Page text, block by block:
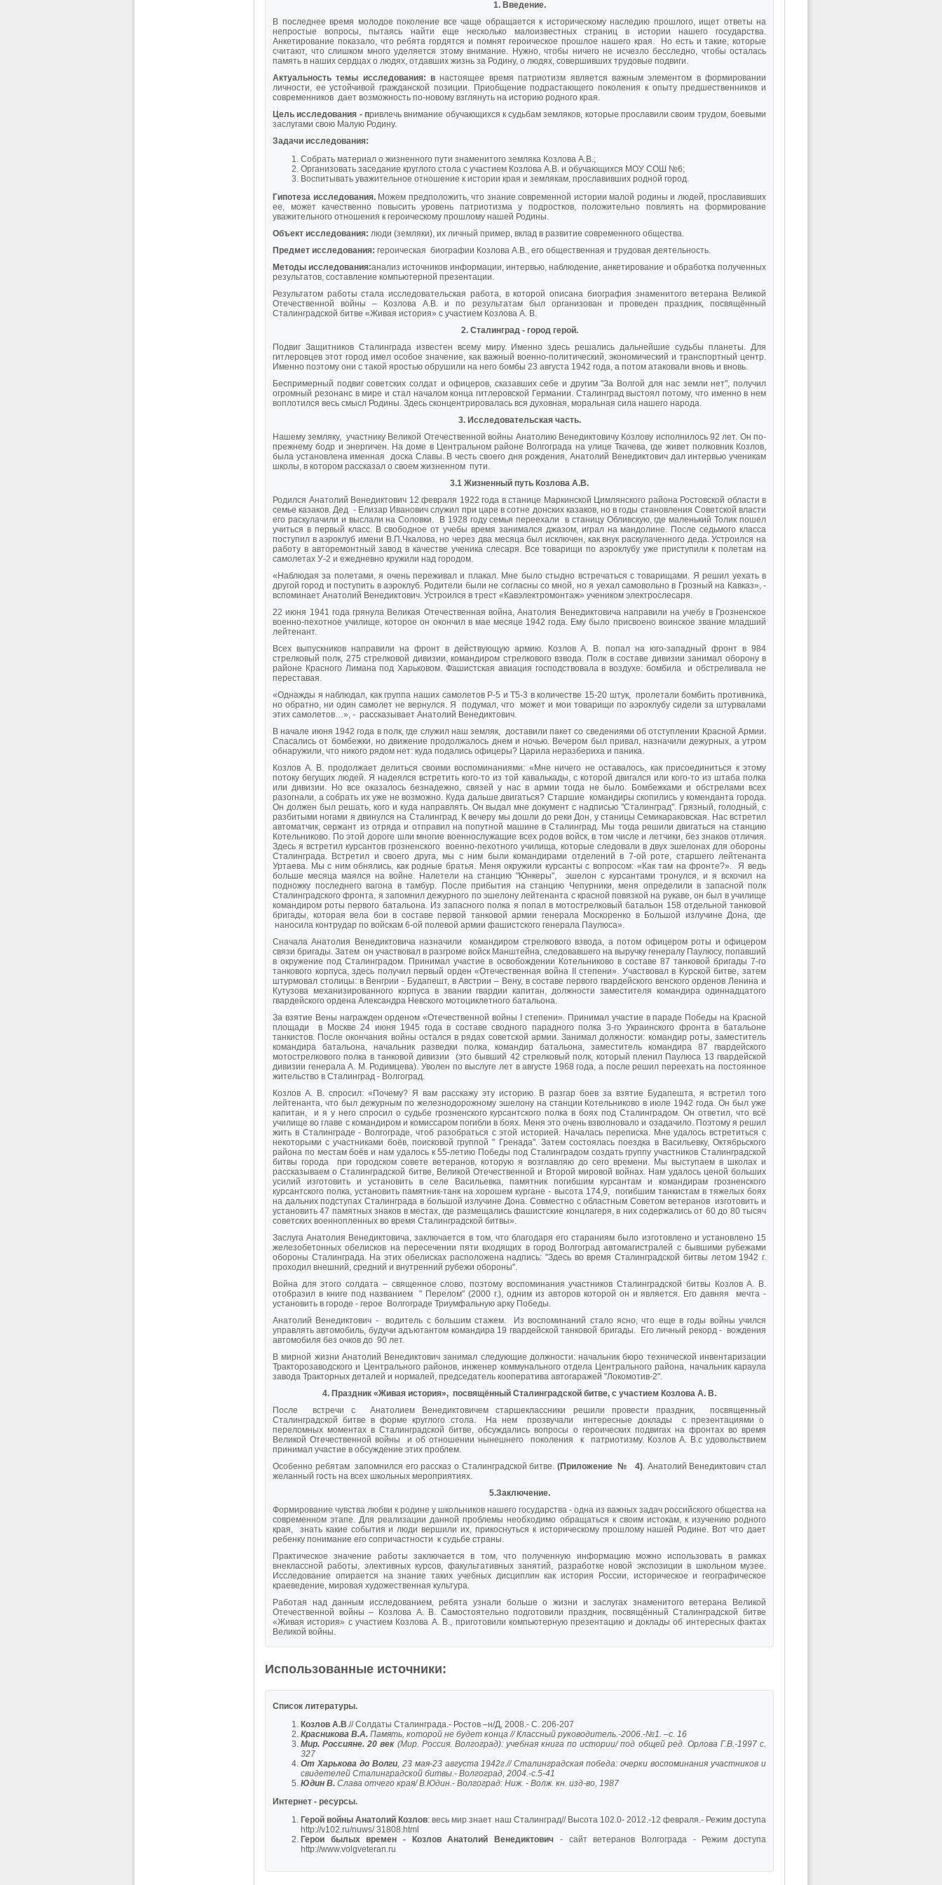
1. Введение.
В последнее время молодое поколение все чаще обращается к историческому наследию прошлого, ищет ответы на
непростые вопросы, пытаясь найти еще несколько малоизвестных страниц в истории нашего государства.
Анкетирование показало, что ребята гордятся и помнят героическое прошлое нашего края. Но есть и такие, которые
считают, что слишком много уделяется этому внимание. Нужно, чтобы ничего не исчезло бесследно, чтобы осталась
память в наших сердцах о людях, отдавших жизнь за Родину, о людях, совершивших трудовые подвиги.
Актуальность темы исследования: в настоящее время патриотизм является важным элементом в формировании
личности, ее устойчивой гражданской позиции. Приобщение подрастающего поколения к опыту предшественников и
современников дает возможность по-новому взглянуть на историю родного края.
Цель исследования - привлечь внимание обучающихся к судьбам земляков, которые прославили своим трудом, боевыми
заслугами свою Малую Родину.
Задачи исследования:
Собрать материал о жизненного пути знаменитого земляка Козлова А.В.;
Организовать заседание круглого стола с участием Козлова А.В. и обучающихся МОУ СОШ №6;
Воспитывать уважительное отношение к истории края и землякам, прославивших родной город.
Гипотеза исследования. Можем предположить, что знание современной истории малой родины и людей, прославивших
ее, может качественно повысить уровень патриотизма у подростков, положительно повлиять на формирование
уважительного отношения к героическому прошлому нашей Родины.
Объект исследования: люди (земляки), их личный пример, вклад в развитие современного общества.
Предмет исследования: героическая биографии Козлова А.В., его общественная и трудовая деятельность.
Методы исследования:анализ источников информации, интервью, наблюдение, анкетирование и обработка полученных
результатов, составление компьютерной презентации.
Результатом работы стала исследовательская работа, в которой описана биография знаменитого ветерана Великой
Отечественной войны – Козлова А.В. и по результатам был организован и проведен праздник, посвящённый
Сталинградской битве «Живая история» с участием Козлова А. В.
2. Сталинград - город герой.
Подвиг Защитников Сталинграда известен всему миру. Именно здесь решались дальнейшие судьбы планеты. Для
гитлеровцев этот город имел особое значение, как важный военно-политический, экономический и транспортный центр.
Именно поэтому они с такой яростью обрушили на него бомбы 23 августа 1942 года, а потом атаковали вновь и вновь.
Беспримерный подвиг советских солдат и офицеров, сказавших себе и другим "За Волгой для нас земли нет", получил
огромный резонанс в мире и стал началом конца гитлеровской Германии. Сталинград выстоял потому, что именно в нем
воплотился весь смысл Родины. Здесь сконцентрировалась вся духовная, моральная сила нашего народа.
3. Исследовательская часть.
Нашему земляку, участнику Великой Отечественной войны Анатолию Венедиктовичу Козлову исполнилось 92 лет. Он по-
прежнему бодр и энергичен. На доме в Центральном районе Волгограда на улице Ткачева, где живет полковник Козлов,
была установлена именная доска Славы. В честь своего дня рождения, Анатолий Венедиктович дал интервью ученикам
школы, в котором рассказал о своем жизненном пути.
3.1 Жизненный путь Козлова А.В.
Родился Анатолий Венедиктович 12 февраля 1922 года в станице Маркинской Цимлянского района Ростовской области в
семье казаков. Дед - Елизар Иванович служил при царе в сотне донских казаков, но в годы становления Советской власти
его раскулачили и выслали на Соловки. В 1928 году семья переехали в станицу Обливскую, где маленький Толик пошел
учиться в первый класс. В свободное от учебы время занимался джазом, играл на мандолине. После седьмого класса
поступил в аэроклуб имени В.П.Чкалова, но через два месяца был исключен, как внук раскулаченного деда. Устроился на
работу в авторемонтный завод в качестве ученика слесаря. Все товарищи по аэроклубу уже приступили к полетам на
самолетах У-2 и ежедневно кружили над городом.
«Наблюдая за полетами, я очень переживал и плакал. Мне было стыдно встречаться с товарищами. Я решил уехать в
другой город и поступить в аэроклуб. Родители были не согласны со мной, но я уехал самовольно в Грозный на Кавказ», -
вспоминает Анатолий Венедиктович. Устроился в трест «Кавэлектромонтаж» учеником электрослесаря.
22 июня 1941 года грянула Великая Отечественная война, Анатолия Венедиктовича направили на учебу в Грозненское
военно-пехотное училище, которое он окончил в мае месяце 1942 года. Ему было присвоено воинское звание младший
лейтенант.
Всех выпускников направили на фронт в действующую армию. Козлов А. В. попал на юго-западный фронт в 984
стрелковый полк, 275 стрелковой дивизии, командиром стрелкового взвода. Полк в составе дивизии занимал оборону в
районе Красного Лимана под Харьковом. Фашистская авиация господствовала в воздухе: бомбила и обстреливала не
переставая.
«Однажды я наблюдал, как группа наших самолетов Р-5 и Т5-3 в количестве 15-20 штук, пролетали бомбить противника,
но обратно, ни один самолет не вернулся. Я подумал, что может и мои товарищи по аэроклубу сидели за штурвалами
этих самолетов…», - рассказывает Анатолий Венедиктович.
В начале июня 1942 года в полк, где служил наш земляк, доставили пакет со сведениями об отступлении Красной Армии.
Спасались от бомбежки, но движение продолжалось днем и ночью. Вечером был привал, назначили дежурных, а утром
обнаружили, что никого рядом нет: куда подались офицеры? Царила неразбериха и паника.
Козлов А. В. продолжает делиться своими воспоминаниями: «Мне ничего не оставалось, как присоединиться к этому
потоку бегущих людей. Я надеялся встретить кого-то из той кавалькады, с которой двигался или кого-то из штаба полка
или дивизии. Но все оказалось безнадежно, связей у нас в армии тогда не было. Бомбежками и обстрелами всех
разогнали, а собрать их уже не возможно. Куда дальше двигаться? Старшие командиры скопились у коменданта города.
Он должен был решать, кого и куда направлять. Он выдал мне документ с надписью "Сталинград". Грязный, голодный, с
разбитыми ногами я двинулся на Сталинград. К вечеру мы дошли до реки Дон, у станицы Семикараковская. Нас встретил
автоматчик, сержант из отряда и отправил на попутной машине в Сталинград. Мы тогда решили двигаться на станцию
Котельниково. По этой дороге шли многие военнослужащие всех родов войск, в том числе и летчики, без знаков отличия.
Здесь я встретил курсантов грозненского военно-пехотного училища, которые следовали в двух эшелонах для обороны
Сталинграда. Встретил и своего друга, мы с ним были командирами отделений в 7-ой роте, старшего лейтенанта
Уртаева. Мы с ним обнялись, как родные братья. Меня окружили курсанты с вопросом: «Как там на фронте?». Я ведь
больше месяца маялся на войне. Налетели на станцию "Юнкеры", эшелон с курсантами тронулся, и я вскочил на
подножку последнего вагона в тамбур. После прибытия на станцию Чепурники, меня определили в запасной полк
Сталинградского фронта, я запомнил дежурного по эшелону лейтенанта с красной повязкой на рукаве, он был в училище
командиром роты первого батальона. Из запасного полка я попал в мотострелковый батальон 158 отдельной танковой
бригады, которая вела бои в составе первой танковой армии генерала Москоренко в Большой излучине Дона, где
наносила контрудар по войскам 6-ой полевой армии фашистского генерала Паулюса».
Сначала Анатолия Венедиктовича назначили командиром стрелкового взвода, а потом офицером роты и офицером
связи бригады. Затем он участвовал в разгроме войск Манштейна, следовавшего на выручку генералу Паулюсу, попавший
в окружение под Сталинградом. Принимал участие в освобождении Котельниково в составе 87 танковой бригады 7-го
танкового корпуса, здесь получил первый орден «Отечественная война II степени». Участвовал в Курской битве, затем
штурмовал столицы: в Венгрии - Будапешт, в Австрии – Вену, в составе первого гвардейского венского орденов Ленина и
Кутузова механизированного корпуса в звании гвардии капитан, должности заместителя командира одиннадцатого
гвардейского ордена Александра Невского мотоциклетного батальона.
За взятие Вены награжден орденом «Отечественной войны I степени». Принимал участие в параде Победы на Красной
площади в Москве 24 июня 1945 года в составе сводного парадного полка 3-го Украинского фронта в батальоне
танкистов. После окончания войны остался в рядах советской армии. Занимал должности: командир роты, заместитель
командира батальона, начальник разведки полка, командир батальона, заместитель командира 87 гвардейского
мотострелкового полка в танковой дивизии (это бывший 42 стрелковый полк, который пленил Паулюса 13 гвардейской
дивизии генерала А. М. Родимцева). Уволен по выслуге лет в августе 1968 года, а после решил переехать на постоянное
жительство в Сталинград - Волгоград.
Козлов А. В. спросил: «Почему? Я вам расскажу эту историю. В разгар боев за взятие Будапешта, я встретил того
лейтенанта, что был дежурным по железнодорожному эшелону на станции Котельниково в июле 1942 года. Он был уже
капитан, и я у него спросил о судьбе грозненского курсантского полка в боях под Сталинградом. Он ответил, что всё
училище во главе с командиром и комиссаром погибли в боях. Меня это очень взволновало и озадачило. Поэтому я решил
жить в Сталинграде - Волгограде, чтоб разобраться с этой историей. Началась переписка. Мне удалось встретиться с
некоторыми с участниками боёв, поисковой группой " Гренада". Затем состоялась поездка в Васильевку, Октябрьского
района по местам боёв и нам удалось к 55-летию Победы под Сталинградом создать группу участников Сталинградской
битвы города при городском совете ветеранов, которую я возглавляю до сего времени. Мы выступаем в школах и
рассказываем о Сталинградской битве, Великой Отечественной и Второй мировой войнах. Нам удалось ценой больших
усилий изготовить и установить в селе Васильевка, памятник погибшим курсантам и командирам грозненского
курсантского полка, установить памятник-танк на хорошем кургане - высота 174,9, погибшим танкистам в тяжелых боях
на дальних подступах Сталинграда в большой излучине Дона. Совместно с областным Советом ветеранов изготовить и
установить 47 памятных знаков в местах, где размещались фашистские концлагеря, в них содержались от 60 до 80 тысяч
советских военнопленных во время Сталинградской битвы».
Заслуга Анатолия Венедиктовича, заключается в том, что благодаря его стараниям было изготовлено и установлено 15
железобетонных обелисков на пересечении пяти входящих в город Волгоград автомагистралей с бывшими рубежами
обороны Сталинграда. На этих обелисках расположена надпись: "Здесь во время Сталинградской битвы летом 1942 г.
проходил внешний, средний и внутренний рубежи обороны".
Война для этого солдата – священное слово, поэтому воспоминания участников Сталинградской битвы Козлов А. В.
отобразил в книге под названием " Перелом" (2000 г.), одним из авторов которой он и является. Его давняя мечта -
установить в городе - герое Волгограде Триумфальную арку Победы.
Анатолий Венедиктович - водитель с большим стажем. Из воспоминаний стало ясно, что еще в годы войны учился
управлять автомобиль, будучи адъютантом командира 19 гвардейской танковой бригады. Его личный рекорд - вождения
автомобиля без очков до 90 лет.
В мирной жизни Анатолий Венедиктович занимал следующие должности: начальник бюро технической инвентаризации
Тракторозаводского и Центрального районов, инженер коммунального отдела Центрального района, начальник караула
завода Тракторных деталей и нормалей, председатель кооператива автогаражей "Локомотив-2".
4. Праздник «Живая история», посвящённый Сталинградской битве, с участием Козлова А. В.
После встречи с Анатолием Венедиктовичем старшеклассники решили провести праздник, посвященный
Сталинградской битве в форме круглого стола. На нем прозвучали интересные доклады с презентациями о
переломных моментах в Сталинградской битве, обсуждались вопросы о героических подвигах на фронтах во время
Великой Отечественной войны и об отношении нынешнего поколения к патриотизму. Козлов А. В.с удовольствием
принимал участие в обсуждение этих проблем.
Особенно ребятам запомнился его рассказ о Сталинградской битве. (Приложение № 4) . Анатолий Венедиктович стал
желанный гость на всех школьных мероприятиях.
5.Заключение.
Формирование чувства любви к родине у школьников нашего государства - одна из важных задач российского общества на
современном этапе. Для реализации данной проблемы необходимо обращаться к своим истокам, к изучению родного
края, знать какие события и люди вершили их, прикоснуться к историческому прошлому нашей Родине. Вот что дает
ребенку понимание его сопричастности к судьбе страны.
Практическое значение работы заключается в том, что полученную информацию можно использовать в рамках
внеклассной работы, элективных курсов, факультативных занятий, разработке новой экспозиции в школьном музее.
Исследование опирается на знание таких учебных дисциплин как история России, историческое и географическое
краеведение, мировая художественная культура.
Работая над данным исследованием, ребята узнали больше о жизни и заслугах знаменитого ветерана Великой
Отечественной войны – Козлова А. В. Самостоятельно подготовили праздник, посвящённый Сталинградской битве
«Живая история» с участием Козлова А. В., приготовили компьютерную презентацию и доклады об интересных фактах
Великой войны.
Использованные источники:
Список литературы.
Козлов А.В .// Солдаты Сталинграда.- Ростов –н/Д, 2008.- С. 206-207
Красникова В.А. Память, которой не будет конца // Классный руководитель.-2006.-№1. –с. 16
Мир. Россияне. 20 век(Мир. Россия. Волгоград): учебная книга по истории/ под общей ред. Орлова Г.В.-1997 с.
327
От Харькова до Волги, 23 мая-23 августа 1942г.// Сталинградская победа: очерки воспоминания участников и
свидетелей Сталинградской битвы.- Волгоград, 2004.-с.5-41
Юдин В. Слава отчего края/ В.Юдин.- Волгоград: Ниж. - Волж. кн. изд-во, 1987
Интернет - ресурсы.
Герой войны Анатолий Козлов: весь мир знает наш Сталинград// Высота 102.0- 2012.-12 февраля.- Режим доступа
http://v102.ru/nuws/ 31808.html
Герои былых времен - Козлов Анатолий Венедиктович - сайт ветеранов Волгограда - Режим доступа
http://www.volgveteran.ru